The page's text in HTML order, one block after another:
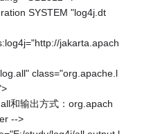
SYSTEM "log4j.dt
jakarta.apach
class="org.apache.l
和输出方式：org.apach
-->